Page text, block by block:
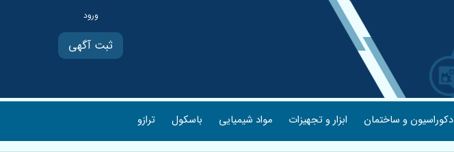
ثبت آگهی
دکوراسیون و ساختمان ابزار و تجهیزات مواد شیمیایی باسکول ترازو